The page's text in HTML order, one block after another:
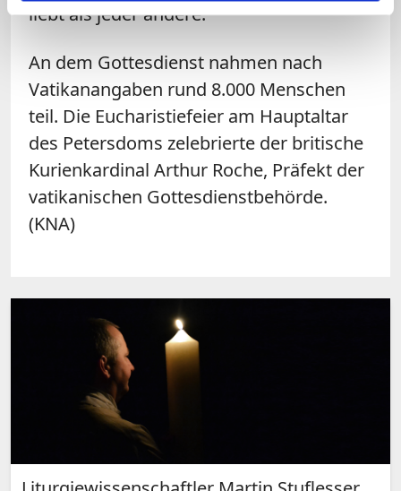
liebt als jeder andere."
An dem Gottesdienst nahmen nach
Vatikanangaben rund 8.000 Menschen
teil. Die Eucharistiefeier am Hauptaltar
des Petersdoms zelebrierte der britische
Kurienkardinal Arthur Roche, Präfekt der
vatikanischen Gottesdienstbehörde.
(KNA)